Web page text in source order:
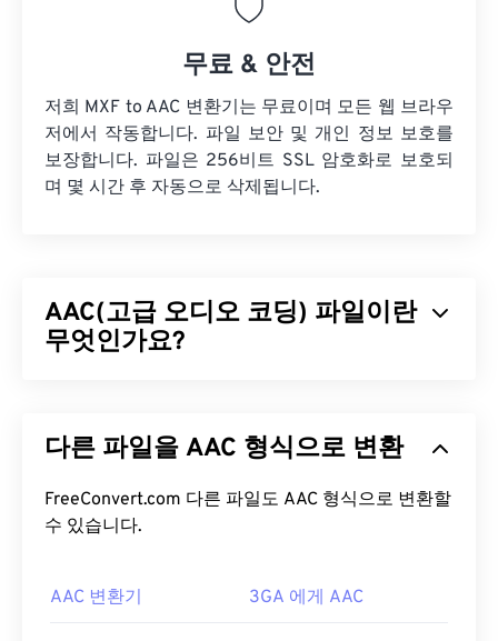
무료 & 안전
저희 MXF to AAC 변환기는 무료이며 모든 웹 브라우
저에서 작동합니다. 파일 보안 및 개인 정보 보호를
보장합니다. 파일은 256비트 SSL 암호화로 보호되
며 몇 시간 후 자동으로 삭제됩니다.
AAC(고급 오디오 코딩) 파일이란
무엇인가요?
주로 디지털 TV, 디지털 라디오, 인터넷 스트리밍에
의 표준 오디오 형식입니다.ISO/IEC는 AAC코덱
을 MP3의 개선된 코덱으로 지정했는데, 파일 크기
다른 파일을 AAC 형식으로 변환
FreeConvert.com 다른 파일도 AAC 형식으로 변환할
수 있습니다.
AAC 변환기 3GA 에게 AAC